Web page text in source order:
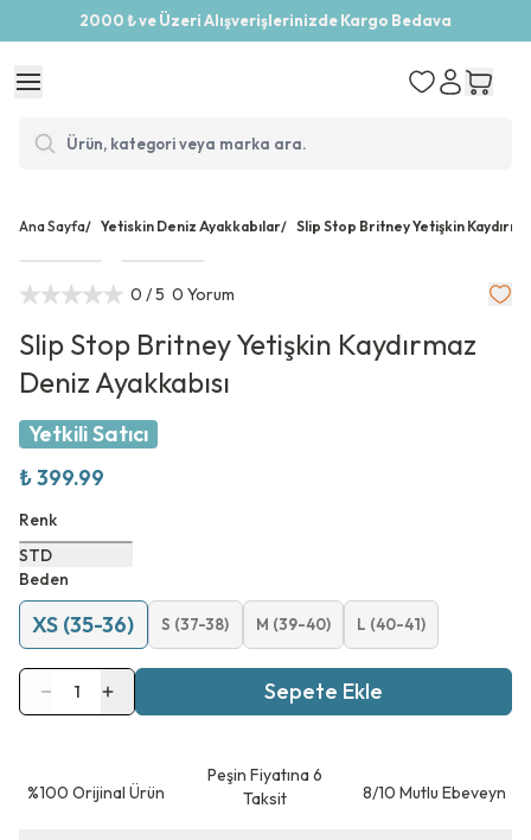
2000 ₺ ve Üzeri Alışverişlerinizde Kargo Bedava
Ana Sayfa/ Yetiskin Deniz Ayakkabılar/ Slip Stop Britney Yetişkin
0 / 5 0 Yorum
Slip Stop Britney Yetişkin Kaydırmaz
Deniz Ayakkabısı
Yetkili Satıcı
₺ 399.99
Renk
STD
Beden
XS (35-36) S (37-38) M (39-40) L (40-41)
1 Sepete Ekle
⁠%100 Orijinal Ürün
Peşin Fiyatına 6
Taksit
8/10 Mutlu Ebeveyn